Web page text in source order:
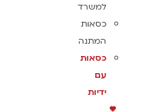
למשרד
כסאות
המתנה
כסאות
עם
ידיות